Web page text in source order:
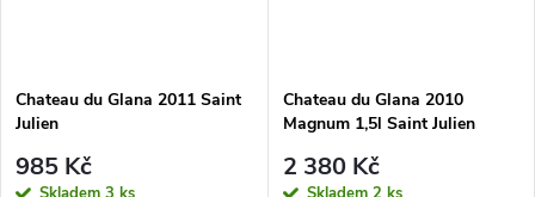
Chateau du Glana 2011 Saint
Julien
985 Kč
Chateau du Glana 2010
Magnum 1,5l Saint Julien
2 380 Kč